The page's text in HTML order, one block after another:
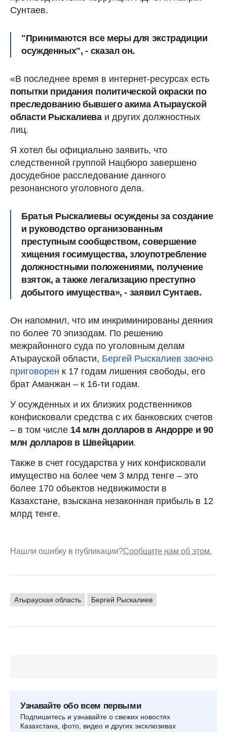
Сунтаев.
"Принимаются все меры для экстрадиции
осужденных", - сказал он.
«В последнее время в интернет-ресурсах есть
попытки придания политической окраски по
преследованию бывшего акима Атырауской
области Рыскалиеваи других должностных
лиц.
Я хотел бы официально заявить, что
следственной группой Нацбюро завершено
досудебное расследование данного
резонансного уголовного дела.
Братья Рыскалиевы осуждены за создание
и руководство организованным
преступным сообществом, совершение
хищения госимущества, злоупотребление
должностными положениями, получение
взяток, а также легализацию преступно
добытого имущества», - заявил Сунтаев.
Он напомнил, что им инкриминированы деяния
по более 70 эпизодам. По решению
межрайонного суда по уголовным делам
Атырауской области, Бергей Рыскалиев заочно
приговорен к 17 годам лишения свободы, его
брат Аманжан – к 16-ти годам.
У осужденных и их близких родственников
конфисковали средства с их банковских счетов
– в том числе 14 млн долларов в Андорре и 90
млн долларов в Швейцарии.
Также в счет государства у них конфисковали
имущество на более чем 3 млрд тенге – это
более 170 объектов недвижимости в
Казахстане, взыскана незаконная прибыль в 12
млрд тенге.
Нашли ошибку в публикации?Сообщите нам об этом.
Атырауская область Бергей Рыскалиев
Узнавайте обо всем первыми
Подпишитесь и узнавайте о свежих новостях
Казахстана, фото, видео и других эксклюзивах